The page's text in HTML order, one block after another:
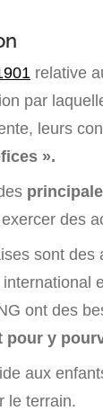
relative
par
leurs
».
des
sont
ont des
pour y
aux
le terrain.